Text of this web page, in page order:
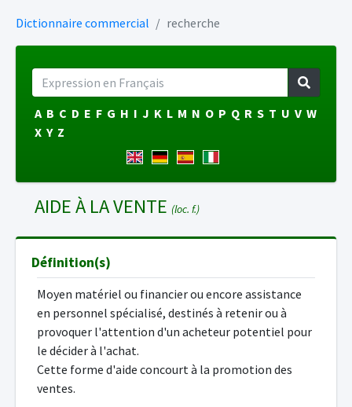
Dictionnaire commercial recherche
A B C D E F G H I J K L M N O P Q R S T U V W
X Y Z
AIDE À LA VENTE (loc. f.)
Définition(s)
Moyen matériel ou financier ou encore assistance
en personnel spécialisé, destinés à retenir ou à
provoquer l'attention d'un acheteur potentiel pour
le décider à l'achat.
Cette forme d'aide concourt à la promotion des
ventes.